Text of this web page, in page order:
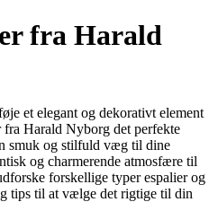
fra Harald
et elegant og dekorativt element
fra Harald Nyborg det perfekte
smuk og stilfuld væg til dine
og charmerende atmosfære til
forskellige typer espalier og
tips til at vælge det rigtige til din